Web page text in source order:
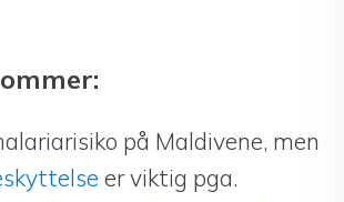
på Maldivene, men
er viktig pga.